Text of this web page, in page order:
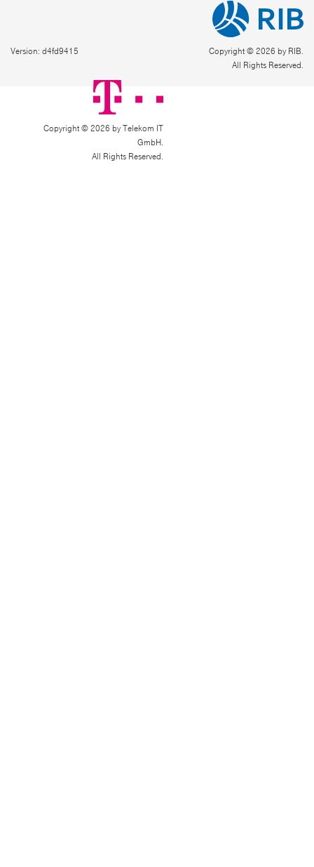
Version: d4fd9415
Copyright © 2026 by RIB.
All Rights Reserved.
Copyright © 2026 by Telekom IT
GmbH.
All Rights Reserved.